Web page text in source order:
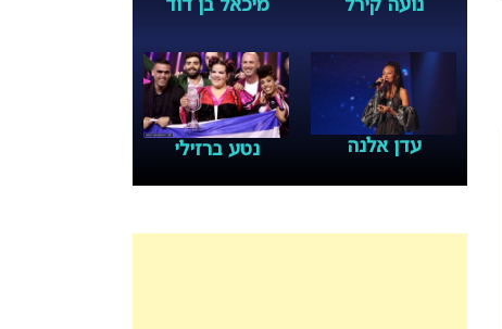
נועה קירל מיכאל בן דוד
עדן אלנה נטע ברזילי